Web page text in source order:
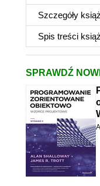
Szczegóły
Spis treści
SPRAWDŹ